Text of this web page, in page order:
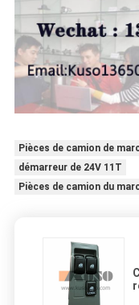
Pièces de camion de
démarreur de 24V 11T
Pièces de camion du